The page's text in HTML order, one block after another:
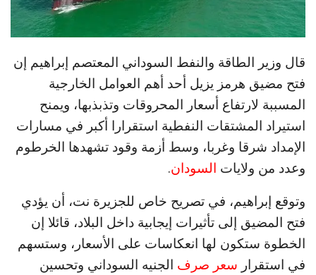
قال وزير الطاقة والنفط السوداني المعتصم إبراهيم إن
فتح مضيق هرمز يزيل أحد أهم العوامل الخارجية
المسببة لارتفاع أسعار المحروقات وتذبذبها، ويمنح
استيراد المشتقات النفطية استقرارا أكبر في مسارات
الإمداد شرقا وغربا، وسط أزمة وقود تشهدها الخرطوم
وعدد من ولايات السودان.
وتوقع إبراهيم، في تصريح خاص للجزيرة نت، أن يؤدي
فتح المضيق إلى تأثيرات إيجابية داخل البلاد، قائلا إن
الخطوة ستكون لها انعكاسات على الأسعار، وستسهم
في استقرار سعر صرف الجنيه السوداني وتحسين